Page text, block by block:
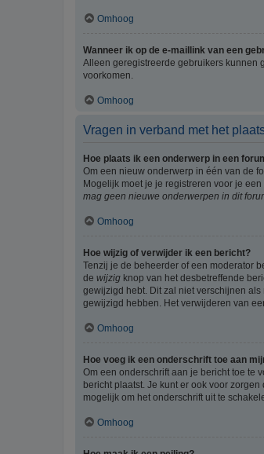
Omhoog
Wanneer ik op de e-maillink van een
Alleen geregistreerde gebruikers kunnen
voorkomen.
Omhoog
Vragen in verband met het
Hoe plaats ik een onderwerp in een
Om een nieuw onderwerp in één van de
Mogelijk moet je je registreren voor je
mag geen nieuwe onderwerpen in dit
Omhoog
Hoe wijzig of verwijder ik een bericht?
Tenzij je de beheerder of een moderator
de wijzig knop van het desbetreffende
gewijzigd hebt. Dit zal niet verschijnen
gewijzigd hebben. Het verwijderen van
Omhoog
Hoe voeg ik een onderschrift toe aan
Om een onderschrift aan je bericht toe te
bericht plaatst. Je kunt er ook voor
mogelijk om het onderschrift uit te
Omhoog